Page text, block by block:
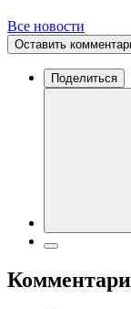
Все новости
Оставить
Поделиться